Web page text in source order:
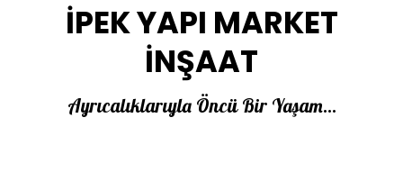
İPEK YAPI MARKET
İNŞAAT
Ayrıcalıklarıyla Öncü Bir Yaşam…